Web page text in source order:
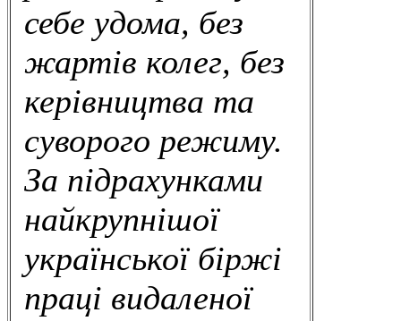
себе удома, без
жартів колег, без
керівництва та
суворого режиму.
За підрахунками
найкрупнішої
української біржі
праці видаленої